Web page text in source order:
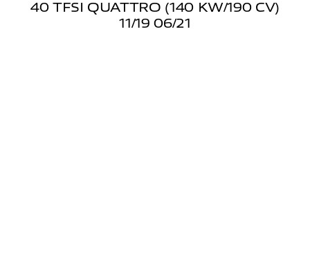
40 TFSI QUATTRO (140 KW/190 CV)
11/19 06/21